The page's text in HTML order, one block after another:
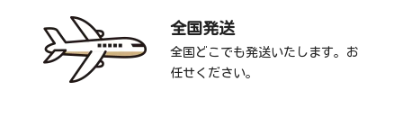
全国発送
全国どこでも発送いたします。お
任せください。